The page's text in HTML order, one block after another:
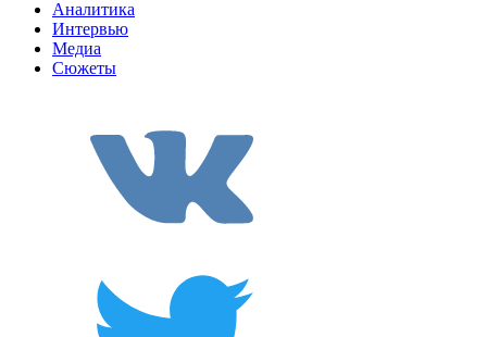
Аналитика
Интервью
Медиа
Сюжеты